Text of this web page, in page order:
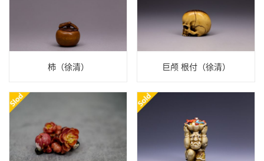
柿（徐清） 巨颅 根付（徐清）